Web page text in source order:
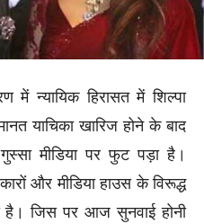
में न्यायिक हिरासत में शिल्पा
याचिका खारिज होने के बाद
मीडिया पर फुट पड़ा है।
और मीडिया हाउस के विरूद्ध
है। जिस पर आज सुनवाई होनी